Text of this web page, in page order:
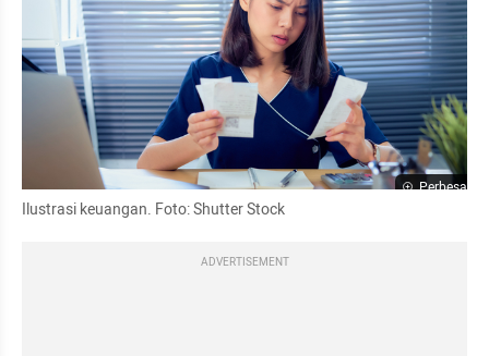
Perbesar
Ilustrasi keuangan. Foto: Shutter Stock
ADVERTISEMENT